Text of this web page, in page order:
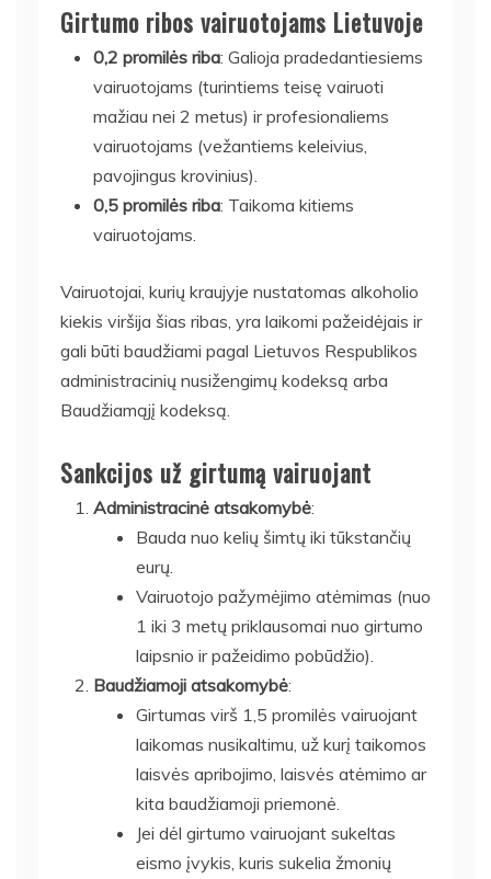
Girtumo ribos vairuotojams Lietuvoje
0,2 promilės riba: Galioja pradedantiesiems
vairuotojams (turintiems teisę vairuoti
mažiau nei 2 metus) ir profesionaliems
vairuotojams (vežantiems keleivius,
pavojingus krovinius).
0,5 promilės riba: Taikoma kitiems
vairuotojams.
Vairuotojai, kurių kraujyje nustatomas alkoholio
kiekis viršija šias ribas, yra laikomi pažeidėjais ir
gali būti baudžiami pagal Lietuvos Respublikos
administracinių nusižengimų kodeksą arba
Baudžiamąjį kodeksą.
Sankcijos už girtumą vairuojant
Administracinė atsakomybė:
Bauda nuo kelių šimtų iki tūkstančių
eurų.
Vairuotojo pažymėjimo atėmimas (nuo
1 iki 3 metų priklausomai nuo girtumo
laipsnio ir pažeidimo pobūdžio).
Baudžiamoji atsakomybė:
Girtumas virš 1,5 promilės vairuojant
laikomas nusikaltimu, už kurį taikomos
laisvės apribojimo, laisvės atėmimo ar
kita baudžiamoji priemonė.
Jei dėl girtumo vairuojant sukeltas
eismo įvykis, kuris sukelia žmonių